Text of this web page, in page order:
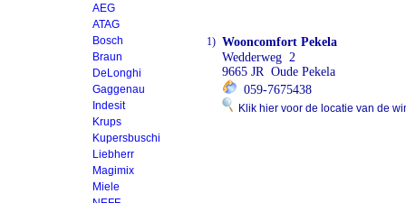
AEG
ATAG
Bosch
Braun
DeLonghi
Gaggenau
Indesit
Krups
Kupersbuschi
Liebherr
Magimix
Miele
1) Wooncomfort Pekela
Wedderweg 2
9665 JR Oude Pekela
059-7675438
Klik hier voor de locatie van de